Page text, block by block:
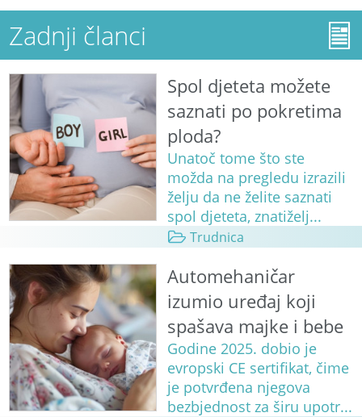
Zadnji članci
Spol djeteta možete
saznati po pokretima
ploda?
Unatoč tome što ste
možda na pregledu izrazili
želju da ne želite saznati
spol djeteta, znatiželj...
Trudnica
Automehaničar
izumio uređaj koji
spašava majke i bebe
Godine 2025. dobio je
evropski CE sertifikat, čime
je potvrđena njegova
bezbjednost za širu upotr...